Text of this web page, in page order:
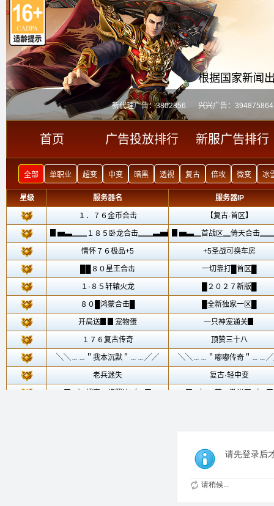
请先登录后
请稍候...